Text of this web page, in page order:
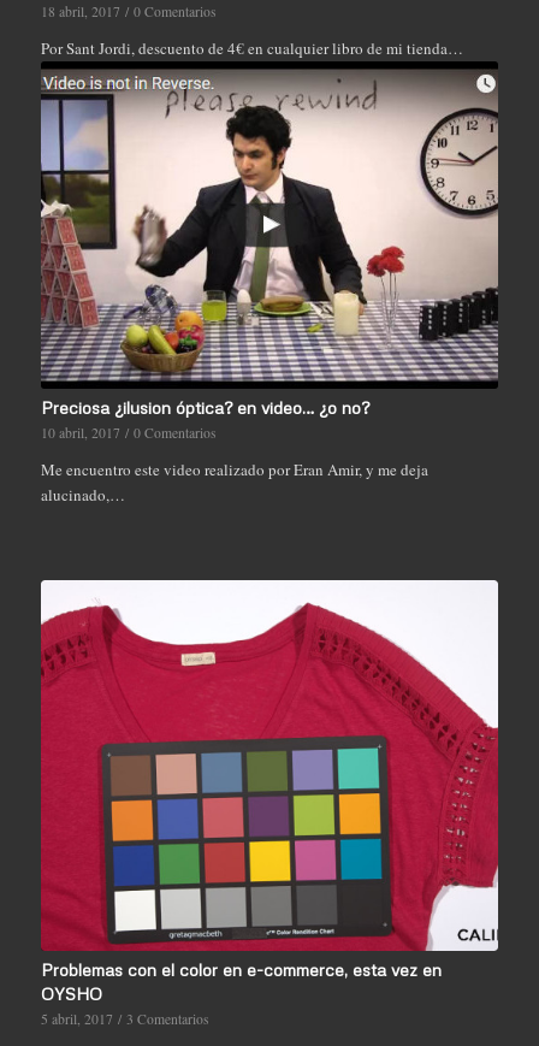
18 abril, 2017 / 0 Comentarios
Por Sant Jordi, descuento de 4€ en cualquier libro de mi tienda…
Preciosa ¿ilusion óptica? en video… ¿o no?
10 abril, 2017 / 0 Comentarios
Me encuentro este video realizado por Eran Amir, y me deja
alucinado,…
Problemas con el color en e-commerce, esta vez en
OYSHO
5 abril, 2017 / 3 Comentarios